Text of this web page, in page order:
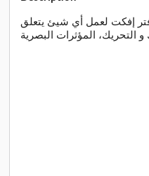
إفكت لعمل أي شيئ يتعلق
التحريك، المؤثرات البصرية